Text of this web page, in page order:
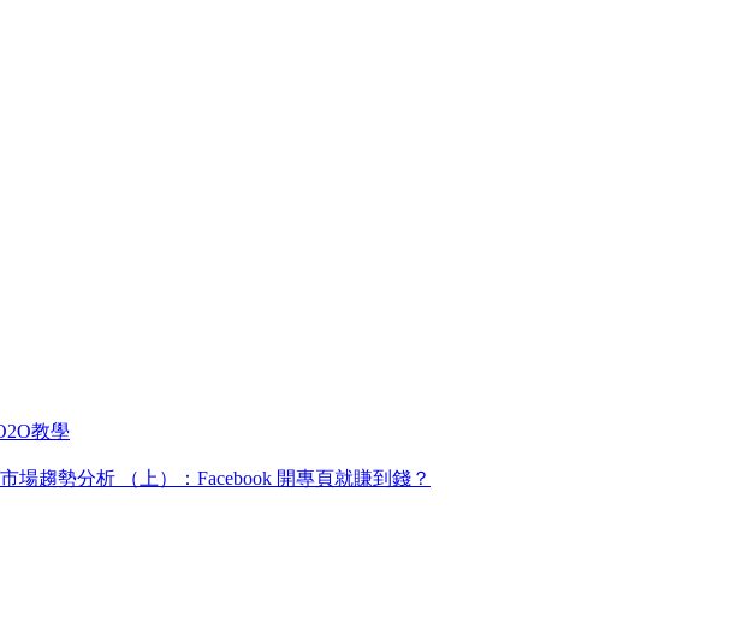
教學
場趨勢分析 （上）：Facebook 開專頁就賺到錢？